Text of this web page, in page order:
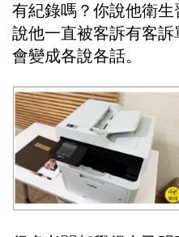
有紀錄嗎？你說他衛
說他一直被客訴有客
會變成各說各話。